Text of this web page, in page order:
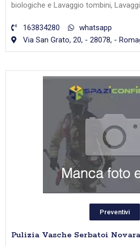
biologiche e Lavaggio tombini,
163834280
whatsapp
Via San Grato, 20, - 28078, -
Preventivi
Pulizia Vasche Serbatoi